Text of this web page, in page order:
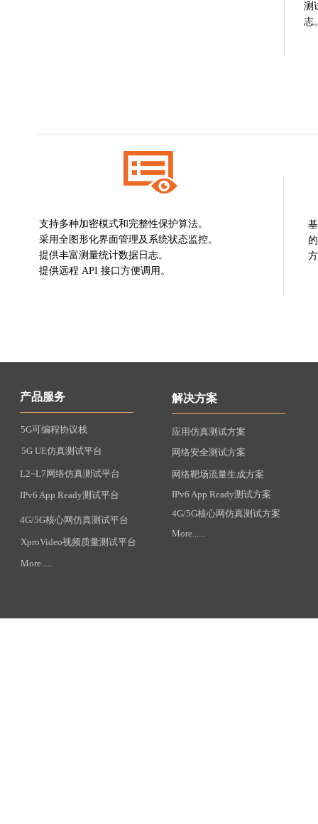
支持多种加密模式和完整性保护算法。
采用全图形化界面管理及系统状态监控。
提供丰富测量统计数据日志。
提供远程 API 接口方便调用。
测
志
4G/5G核心网仿真测试方案
应用仿真测试方案
网络安全测试方案
网络靶场流量生成方案
IPv6 App Ready测试方案
解决方案
More......
4G/5G核心网仿真测试平台
L2~L7网络仿真测试平台
IPv6 App Ready测试平台
More......
产品服务
5G UE仿真测试平台
XproVideo视频质量测试平台
5G可编程协议栈